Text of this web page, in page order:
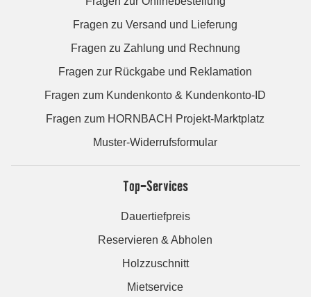
Fragen zu Versand und Lieferung
Fragen zu Zahlung und Rechnung
Fragen zur Rückgabe und Reklamation
Fragen zum Kundenkonto & Kundenkonto-ID
Fragen zum HORNBACH Projekt-Marktplatz
Muster-Widerrufsformular
Top-Services
Dauertiefpreis
Reservieren & Abholen
Holzzuschnitt
Mietservice